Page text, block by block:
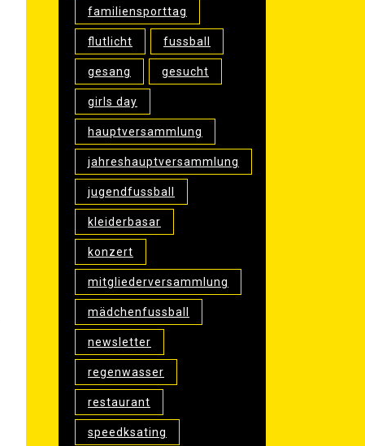
familiensporttag
flutlicht fussball
gesang gesucht
girls day
hauptversammlung
jahreshauptversammlung
jugendfussball
kleiderbasar
konzert
mitgliederversammlung
mädchenfussball
newsletter
regenwasser
restaurant
speedksating